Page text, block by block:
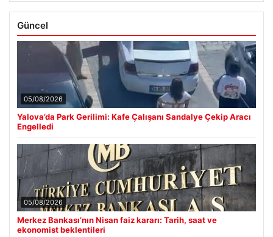
Güncel
05/08/2026
Yalova’da Park Gerilimi: Kafe Çalışanı Sandalye Çekip Aracı
Engelledi
05/08/2026
Merkez Bankası’nın Nisan faiz kararı: Tarih, saat ve
ekonomist beklentileri